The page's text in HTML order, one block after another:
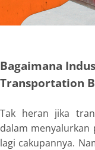
Bagaimana
Transportation
Tak heran jika
dalam menyalurkan
lagi cakupannya.